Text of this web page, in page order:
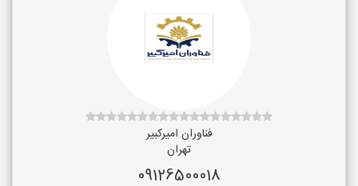
فناوران امیرکبیر
تهران
09126500018